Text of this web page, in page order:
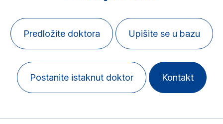
Predložite doktora Upišite se u bazu
Postanite istaknut doktor Kontakt